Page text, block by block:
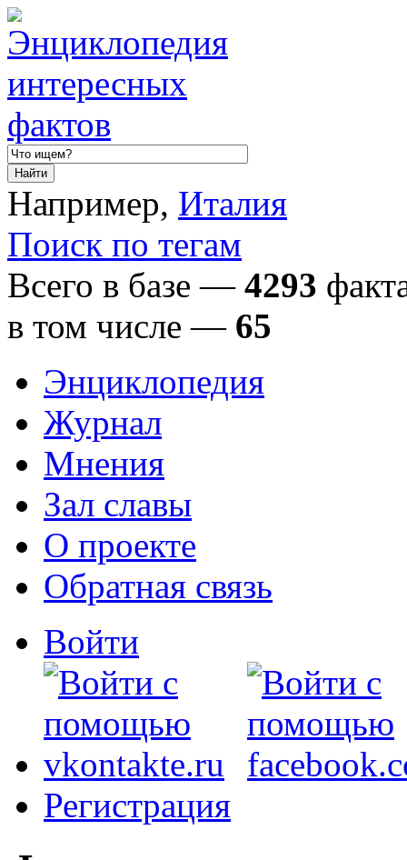
Например, Италия
Поиск по тегам
Всего в базе — 4293
в том числе— 65
Энциклопедия
Журнал
Мнения
Зал славы
О проекте
Обратная связь
Войти
Регистрация